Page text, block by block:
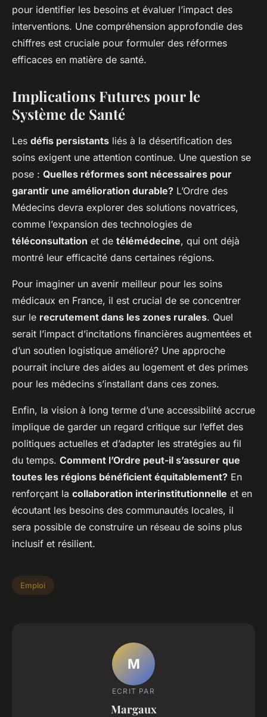
pour identifier les besoins et évaluer l’impact des
interventions. Une compréhension approfondie des
chiffres est cruciale pour formuler des réformes
efficaces en matière de santé.
Implications Futures pour le
Système de Santé
Les défis persistants liés à la désertification des
soins exigent une attention continue. Une question se
pose : Quelles réformes sont nécessaires pour
garantir une amélioration durable? L’Ordre des
Médecins devra explorer des solutions novatrices,
comme l’expansion des technologies de
téléconsultation et de télémédecine, qui ont déjà
montré leur efficacité dans certaines régions.
Pour imaginer un avenir meilleur pour les soins
médicaux en France, il est crucial de se concentrer
sur le recrutement dans les zones rurales. Quel
serait l’impact d’incitations financières augmentées et
d’un soutien logistique amélioré? Une approche
pourrait inclure des aides au logement et des primes
pour les médecins s’installant dans ces zones.
Enfin, la vision à long terme d’une accessibilité accrue
implique de garder un regard critique sur l’effet des
politiques actuelles et d’adapter les stratégies au fil
du temps. Comment l’Ordre peut-il s’assurer que
toutes les régions bénéficient équitablement? En
renforçant la collaboration interinstitutionnelle et en
écoutant les besoins des communautés locales, il
sera possible de construire un réseau de soins plus
inclusif et résilient.
Emploi
M
ECRIT PAR
Margaux